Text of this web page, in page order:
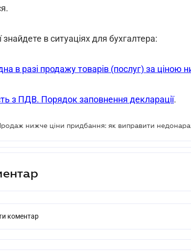
знайдете в ситуаціях для бухгалтера:
в разі продажу товарів (послуг) за
з ПДВ. Порядок заповнення декларації.
коментар